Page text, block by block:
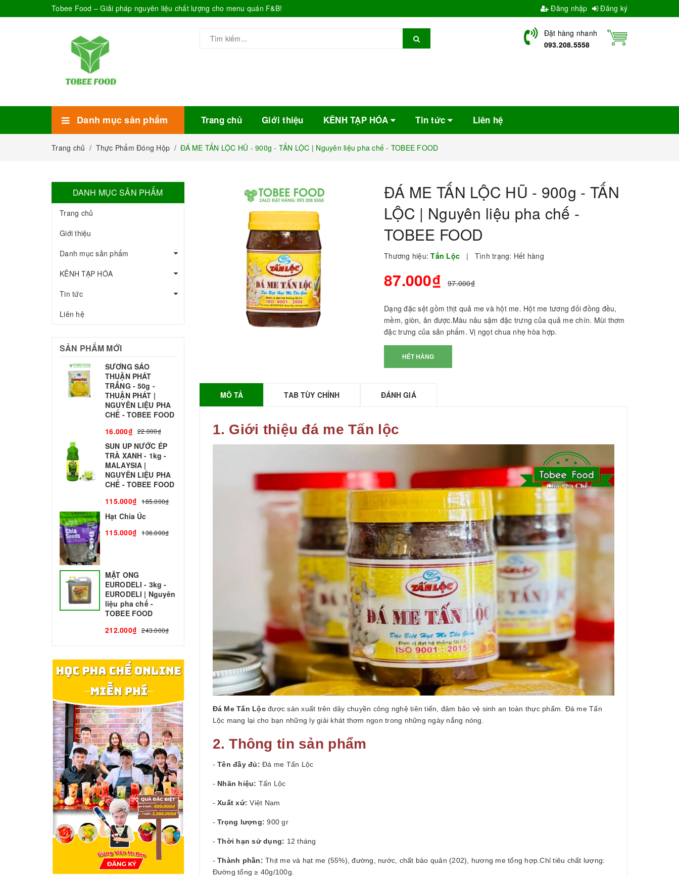
Tobee Food – Giải pháp nguyên liệu chất lượng cho menu quán F&B! Đăng nhập Đăng ký
Đặt hàng nhanh
093.208.5558
Danh mục sản phẩm Trang chủ Giới thiệu KÊNH TẠP HÓA Tin tức Liên hệ
Trang chủ / Thực Phẩm Đóng Hộp / ĐÁ ME TẤN LỘC HŨ - 900g - TẤN LỘC | Nguyên liệu pha chế - TOBEE FOOD
ĐÁ ME TẤN LỘC HŨ - 900g - TẤN
LỘC | Nguyên liệu pha chế -
TOBEE FOOD
Thương hiệu: Tấn Lộc | Tình trạng: Hết hàng
87.000₫ 97.000₫
Dạng đặc sệt gồm thịt quả me và hột me. Hột me tương đối đồng đều,
mềm, giòn, ăn được.Màu nâu sậm đặc trưng của quả me chín. Mùi thơm
đặc trưng của sản phẩm. Vị ngọt chua nhẹ hòa hợp.
HẾT HÀNG
MÔ TẢ TAB TÙY CHỈNH ĐÁNH GIÁ
1. Giới thiệu đá me Tấn lộc
Đá Me Tấn Lộcđược sản xuất trên dây chuyền công nghệ tiên tiến, đảm bảo vệ sinh an toàn thực phẩm. Đá me Tấn
Lộc mang lại cho bạn những ly giải khát thơm ngon trong những ngày nắng nóng.
2. Thông tin sản phẩm
- Tên đầy đủ: Đá me Tấn Lộc
- Nhãn hiệu: Tấn Lộc
- Xuất xứ: Việt Nam
- Trọng lượng: 900 gr
- Thời hạn sử dụng: 12 tháng
- Thành phần: Thịt me và hạt me (55%), đường, nước, chất bảo quản (202), hương me tổng hợp.Chỉ tiêu chất lượng:
Đường tổng ≥ 40g/100g.
DANH MỤC SẢN PHẨM
Trang chủ
Giới thiệu
Danh mục sản phẩm
KÊNH TẠP HÓA
Tin tức
Liên hệ
SẢN PHẨM MỚI
SƯƠNG SÁO
THUẬN PHÁT
TRẮNG - 50g -
THUẬN PHÁT |
NGUYÊN LIỆU PHA
CHẾ - TOBEE FOOD
16.000₫ 22.000₫
SUN UP NƯỚC ÉP
TRÀ XANH - 1kg -
MALAYSIA |
NGUYÊN LIỆU PHA
CHẾ - TOBEE FOOD
115.000₫
185.000₫
Hạt Chia Úc
115.000₫
136.000₫
MẬT ONG
EURODELI - 3kg -
EURODELI | Nguyên
liệu pha chế -
TOBEE FOOD
212.000₫
243.000₫
TOBEE FOOD | Bột
Sữa làm Trà Sữa -
TOBEE FOOD
30.000₫
HỒNG TRÀ ĐẶC
BIỆT 50G - ROYAL I